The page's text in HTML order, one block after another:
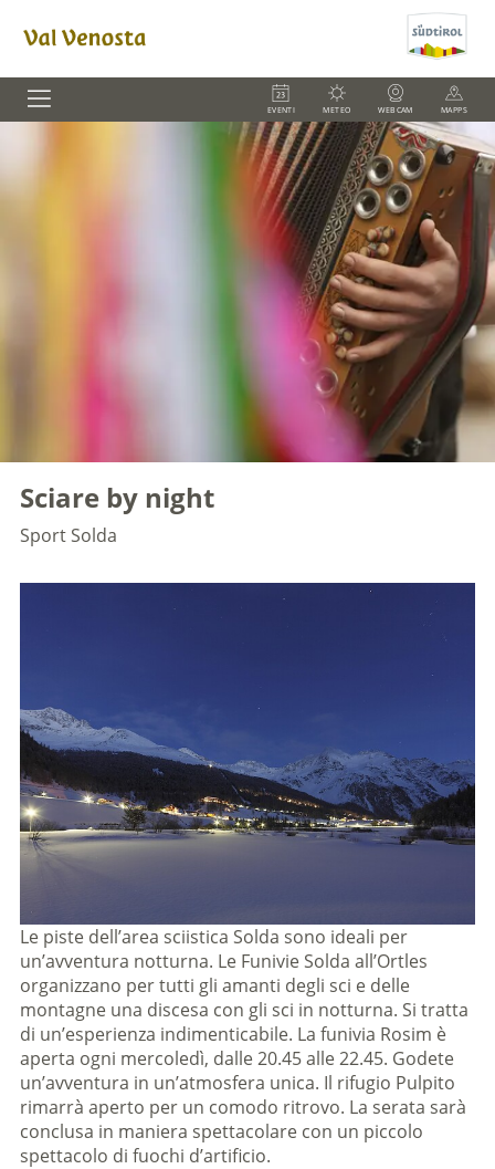
EVENTI METEO WEBCAM MAPPS
Sciare by night
SportSolda
Le piste dell’area sciistica Solda sono ideali per
un’avventura notturna. Le Funivie Solda all’Ortles
organizzano per tutti gli amanti degli sci e delle
montagne una discesa con gli sci in notturna. Si tratta
di un’esperienza indimenticabile. La funivia Rosim è
aperta ogni mercoledì, dalle 20.45 alle 22.45. Godete
un’avventura in un’atmosfera unica. Il rifugio Pulpito
rimarrà aperto per un comodo ritrovo. La serata sarà
conclusa in maniera spettacolare con un piccolo
spettacolo di fuochi d’artificio.